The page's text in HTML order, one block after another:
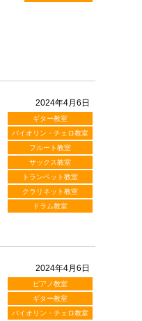
2024年4月6日
ギター教室
バイオリン・チェロ教室
フルート教室
サックス教室
トランペット教室
クラリネット教室
ドラム教室
2024年4月6日
ピアノ教室
ギター教室
バイオリン・チェロ教室